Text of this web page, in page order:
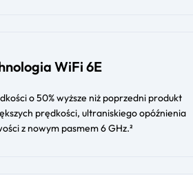
WiFi 6E
o 50% wyższe niż poprzedni produkt
prędkości, ultraniskiego opóźnienia
z nowym pasmem 6 GHz.²